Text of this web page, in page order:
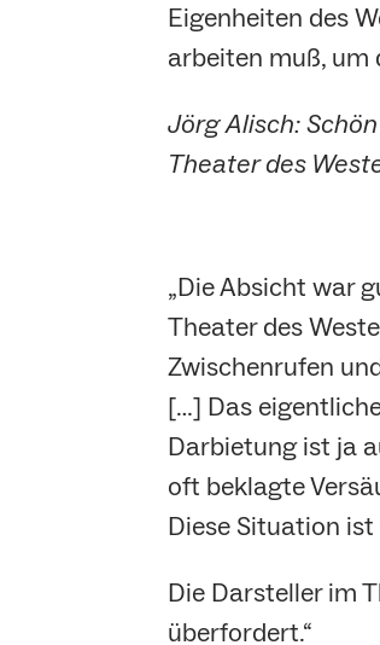
Eigenheiten des
arbeiten muß, um
Jörg Alisch:
Theater des
„Die Absicht war
Theater des
Zwischenrufen
[…] Das
Darbietung ist ja
oft beklagte
Diese Situation
Die Darsteller im
überfordert.“